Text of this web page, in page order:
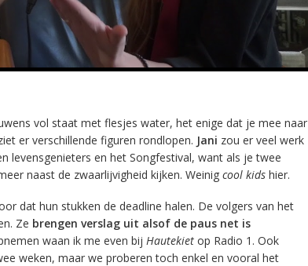
vol staat met flesjes water, het enige dat je mee naar
er verschillende figuren rondlopen. Jani zou er veel werk
levensgenieters en het Songfestival, want als je twee
naast de zwaarlijvigheid kijken. Weinig cool kidshier.
dat hun stukken de deadline halen. De volgers van het
Ze brengen verslag uit alsof de paus net is
waan ik me even bij Hautekietop Radio 1. Ook
weken, maar we proberen toch enkel en vooral het